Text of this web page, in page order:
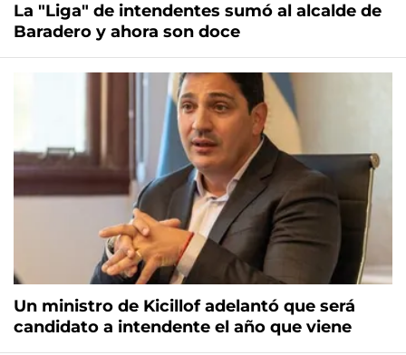
La "Liga" de intendentes sumó al alcalde de
Baradero y ahora son doce
Un ministro de Kicillof adelantó que será
candidato a intendente el año que viene